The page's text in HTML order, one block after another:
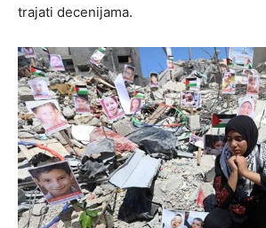
trajati decenijama.